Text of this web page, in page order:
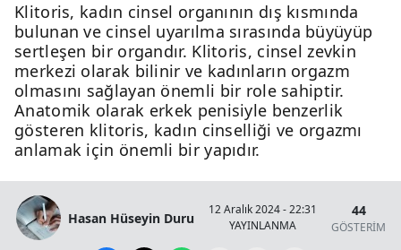
Klitoris, kadın cinsel organının dış kısmında
bulunan ve cinsel uyarılma sırasında büyüyüp
sertleşen bir organdır. Klitoris, cinsel zevkin
merkezi olarak bilinir ve kadınların orgazm
olmasını sağlayan önemli bir role sahiptir.
Anatomik olarak erkek penisiyle benzerlik
gösteren klitoris, kadın cinselliği ve orgazmı
anlamak için önemli bir yapıdır.
Hasan Hüseyin Duru
12 Aralık 2024 - 22:31
YAYINLANMA
44
GÖSTERİM